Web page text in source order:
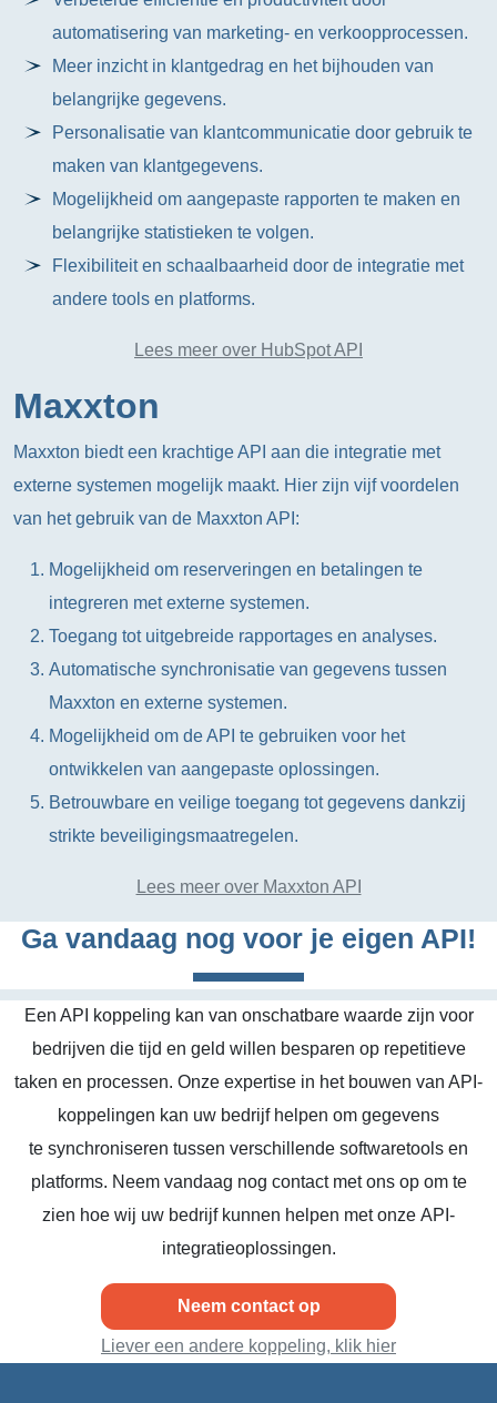
automatisering van marketing- en verkoopprocessen.
Meer inzicht in klantgedrag en het bijhouden van
belangrijke gegevens.
Personalisatie van klantcommunicatie door gebruik te
maken van klantgegevens.
Mogelijkheid om aangepaste rapporten te maken en
belangrijke statistieken te volgen.
Flexibiliteit en schaalbaarheid door de integratie met
andere tools en platforms.
Lees meer over HubSpot API
Maxxton
Maxxton biedt een krachtige API aan die integratie met
externe systemen mogelijk maakt. Hier zijn vijf voordelen
van het gebruik van de Maxxton API:
Mogelijkheid om reserveringen en betalingen te
integreren met externe systemen.
Toegang tot uitgebreide rapportages en analyses.
Automatische synchronisatie van gegevens tussen
Maxxton en externe systemen.
Mogelijkheid om de API te gebruiken voor het
ontwikkelen van aangepaste oplossingen.
Betrouwbare en veilige toegang tot gegevens dankzij
strikte beveiligingsmaatregelen.
Lees meer over Maxxton API
Ga vandaag nog voor je eigen API!
Een API koppeling kan van onschatbare waarde zijn voor
bedrijven die tijd en geld willen besparen op repetitieve
taken en processen. Onze expertise in het bouwen van API-
koppelingen kan uw bedrijf helpen om gegevens
te synchroniseren tussen verschillende softwaretools en
platforms. Neem vandaag nog contact met ons op om te
zien hoe wij uw bedrijf kunnen helpen met onze API-
integratieoplossingen.
Neem contact op
Liever een andere koppeling, klik hier